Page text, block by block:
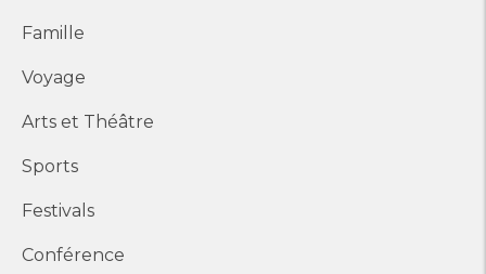
Famille
Voyage
Arts et Théâtre
Sports
Festivals
Conférence